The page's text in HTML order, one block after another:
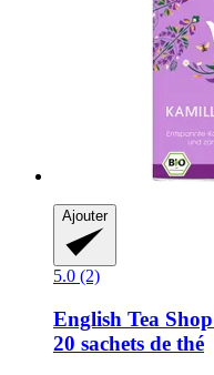
Ajouter
5.0 (2)
English Tea Shop
20 sachets de thé